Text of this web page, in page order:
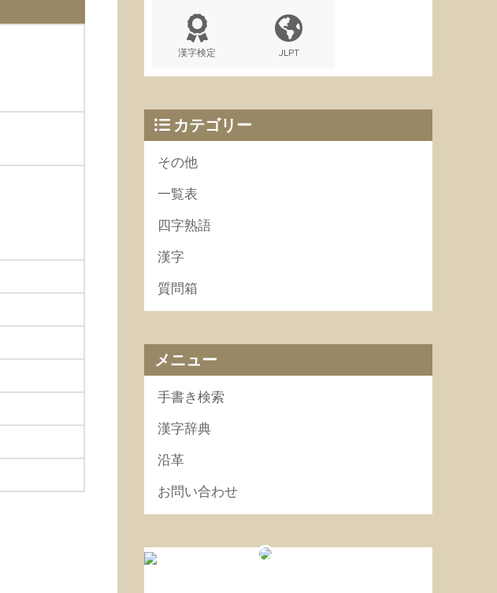
漢字検定 JLPT
カテゴリー
その他
一覧表
四字熟語
漢字
質問箱
メニュー
手書き検索
漢字辞典
沿革
お問い合わせ